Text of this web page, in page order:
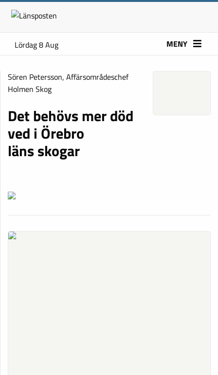
Lördag 8 Aug MENY
Sören Petersson, Affärsområdeschef
Holmen Skog
Det behövs mer död
ved i Örebro
läns skogar